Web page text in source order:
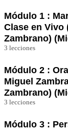
Módulo 1 :
Clase en Vivo
Zambrano)
8:00pm
Clase 2 En VIVO
Sesión 1 Zoom –
3 lecciones
Módulo 2 :
Miguel
Zambrano)
3 lecciones
Módulo 3 :